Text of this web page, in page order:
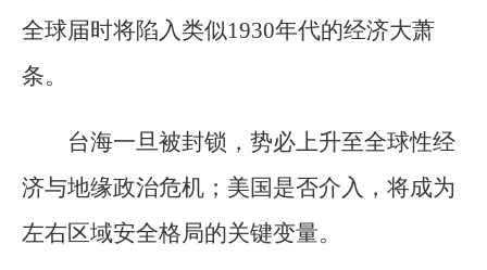
全球届时将陷入类似1930年代的经济大萧
条。
台海一旦被封锁，势必上升至全球性经
济与地缘政治危机；美国是否介入，将成为
左右区域安全格局的关键变量。